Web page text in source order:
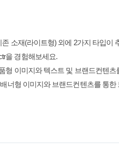
존 소재(라이트형) 외에 2가지 타입이
을 경험해보세요.
형 이미지와 텍스트 및 브랜드컨텐
너형 이미지와 브랜드컨텐츠를 통한